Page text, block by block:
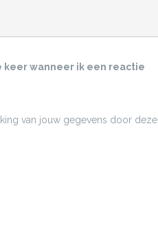
keer wanneer ik een reactie
van jouw gegevens door deze